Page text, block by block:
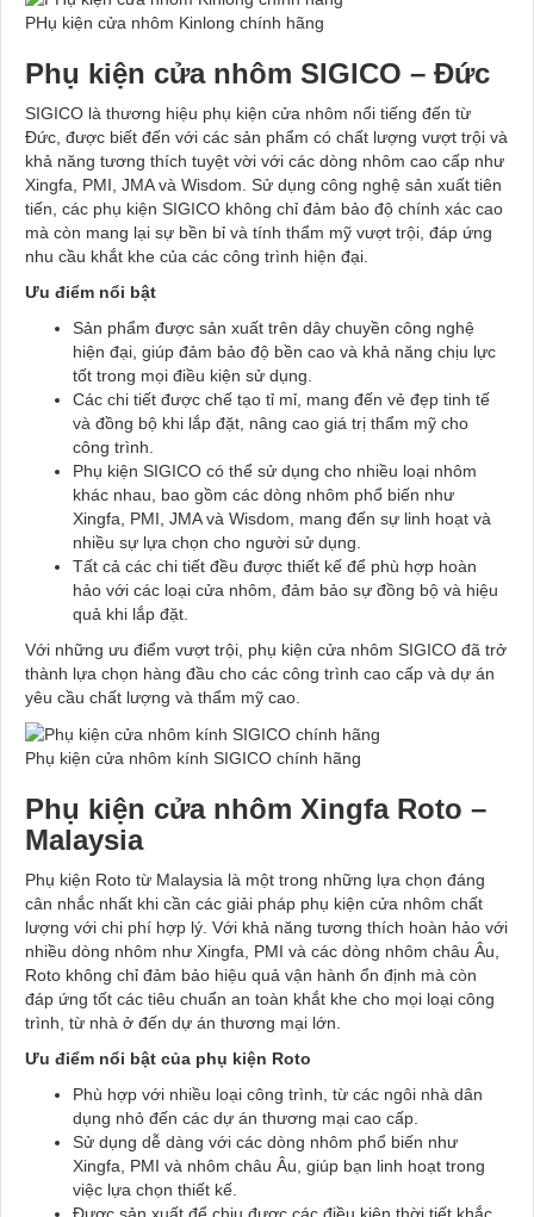
PHụ kiện cửa nhôm Kinlong chính hãng
Phụ kiện cửa nhôm SIGICO – Đức
SIGICO là thương hiệu phụ kiện cửa nhôm nổi tiếng đến từ
Đức, được biết đến với các sản phẩm có chất lượng vượt trội và
khả năng tương thích tuyệt vời với các dòng nhôm cao cấp như
Xingfa, PMI, JMA và Wisdom. Sử dụng công nghệ sản xuất tiên
tiến, các phụ kiện SIGICO không chỉ đảm bảo độ chính xác cao
mà còn mang lại sự bền bỉ và tính thẩm mỹ vượt trội, đáp ứng
nhu cầu khắt khe của các công trình hiện đại.
Ưu điểm nổi bật
Sản phẩm được sản xuất trên dây chuyền công nghệ
hiện đại, giúp đảm bảo độ bền cao và khả năng chịu lực
tốt trong mọi điều kiện sử dụng.
Các chi tiết được chế tạo tỉ mỉ, mang đến vẻ đẹp tinh tế
và đồng bộ khi lắp đặt, nâng cao giá trị thẩm mỹ cho
công trình.
Phụ kiện SIGICO có thể sử dụng cho nhiều loại nhôm
khác nhau, bao gồm các dòng nhôm phổ biến như
Xingfa, PMI, JMA và Wisdom, mang đến sự linh hoạt và
nhiều sự lựa chọn cho người sử dụng.
Tất cả các chi tiết đều được thiết kế để phù hợp hoàn
hảo với các loại cửa nhôm, đảm bảo sự đồng bộ và hiệu
quả khi lắp đặt.
Với những ưu điểm vượt trội, phụ kiện cửa nhôm SIGICO đã trở
thành lựa chọn hàng đầu cho các công trình cao cấp và dự án
yêu cầu chất lượng và thẩm mỹ cao.
Phụ kiện cửa nhôm kính SIGICO chính hãng
Phụ kiện cửa nhôm Xingfa Roto –
Malaysia
Phụ kiện Roto từ Malaysia là một trong những lựa chọn đáng
cân nhắc nhất khi cần các giải pháp phụ kiện cửa nhôm chất
lượng với chi phí hợp lý. Với khả năng tương thích hoàn hảo với
nhiều dòng nhôm như Xingfa, PMI và các dòng nhôm châu Âu,
Roto không chỉ đảm bảo hiệu quả vận hành ổn định mà còn
đáp ứng tốt các tiêu chuẩn an toàn khắt khe cho mọi loại công
trình, từ nhà ở đến dự án thương mại lớn.
Ưu điểm nổi bật của phụ kiện Roto
Phù hợp với nhiều loại công trình, từ các ngôi nhà dân
dụng nhỏ đến các dự án thương mại cao cấp.
Sử dụng dễ dàng với các dòng nhôm phổ biến như
Xingfa, PMI và nhôm châu Âu, giúp bạn linh hoạt trong
việc lựa chọn thiết kế.